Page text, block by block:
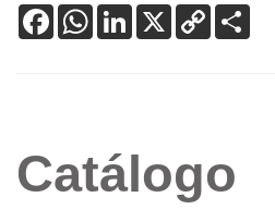
FacebookWhatsApp
LinkedIn
X Copy
Link
Catálogo